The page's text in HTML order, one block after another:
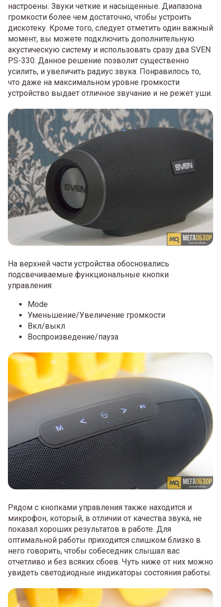
настроены. Звуки четкие и насыщенные. Диапазона
громкости более чем достаточно, чтобы устроить
дискотеку. Кроме того, следует отметить один важный
момент, вы можете подключить дополнительную
акустическую систему и использовать сразу два SVEN
PS-330. Данное решение позволит существенно
усилить, и увеличить радиус звука. Понравилось то,
что даже на максимальном уровне громкости
устройство выдает отличное звучание и не режет уши.
На верхней части устройства обосновались
подсвечиваемые функциональные кнопки
управления:
Mode
Уменьшение/Увеличение громкости
Вкл/выкл
Воспроизведение/пауза
Рядом с кнопками управления также находится и
микрофон, который, в отличии от качества звука, не
показал хороших результатов в работе. Для
оптимальной работы приходится слишком близко в
него говорить, чтобы собеседник слышал вас
отчетливо и без всяких сбоев. Чуть ниже от них можно
увидеть светодиодные индикаторы состояния работы.